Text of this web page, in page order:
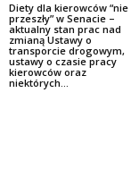
Diety dla kierowców “nie
przeszły” w Senacie –
aktualny stan prac nad
zmianą Ustawy o
transporcie drogowym,
ustawy o czasie pracy
kierowców oraz
niektórych...